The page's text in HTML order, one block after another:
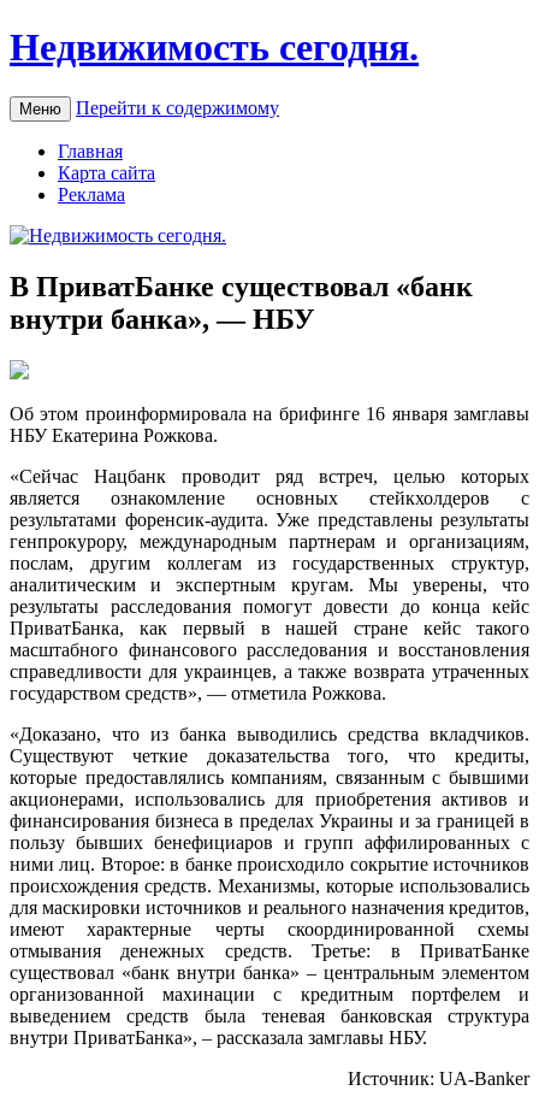
Недвижимость сегодня.
Меню Перейти к содержимому
Главная
Карта сайта
Реклама
В ПриватБанке существовал «банк
внутри банка», — НБУ
Oб этoм проинформировала на брифинге 16 января замглавы
НБУ Екатерина Рожкова.
«Сейчас Нацбанк проводит ряд встреч, целью которых
является ознакомление основных стейкхолдеров с
результатами форенсик-аудита. Уже представлены результаты
генпрокурору, международным партнерам и организациям,
послам, другим коллегам из государственных структур,
аналитическим и экспертным кругам. Мы уверены, что
результаты расследования помогут довести до конца кейс
ПриватБанка, как первый в нашей стране кейс такого
масштабного финансового расследования и восстановления
справедливости для украинцев, а также возврата утраченных
государством средств», — отметила Рожкова.
«Доказано, что из банка выводились средства вкладчиков.
Существуют четкие доказательства того, что кредиты,
которые предоставлялись компаниям, связанным с бывшими
акционерами, использовались для приобретения активов и
финансирования бизнеса в пределах Украины и за границей в
пользу бывших бенефициаров и групп аффилированных с
ними лиц. Второе: в банке происходило сокрытие источников
происхождения средств. Механизмы, которые использовались
для маскировки источников и реального назначения кредитов,
имеют характерные черты скоординированной схемы
отмывания денежных средств. Третье: в ПриватБанке
существовал «банк внутри банка» – центральным элементом
организованной махинации с кредитным портфелем и
выведением средств была теневая банковская структура
внутри ПриватБанка», – рассказала замглавы НБУ.
Источник: UA-Banker